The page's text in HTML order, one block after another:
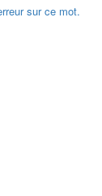
sur ce mot.